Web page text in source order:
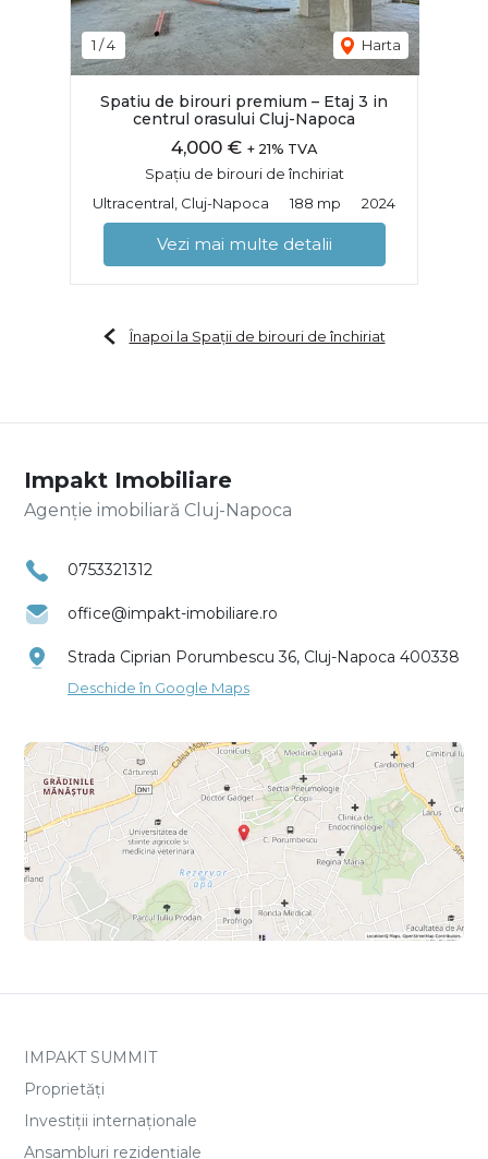
1 /4 Harta
Spatiu de birouri premium – Etaj 3 in
centrul orasului Cluj-Napoca
4,000 € + 21% TVA
Spațiu de birouri de închiriat
Ultracentral, Cluj-Napoca
188 mp 2024
Vezi mai multe detalii
Înapoi la Spații de birouri de închiriat
Impakt Imobiliare
Agenție imobiliară Cluj-Napoca
0753321312
office@impakt-imobiliare.ro
Strada Ciprian Porumbescu 36, Cluj-Napoca 400338
Deschide în Google Maps
IMPAKT SUMMIT
Proprietăți
Investiții internaționale
Ansambluri rezidențiale